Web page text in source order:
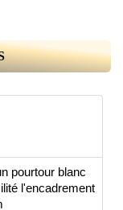
pourtour blanc
l'encadrement